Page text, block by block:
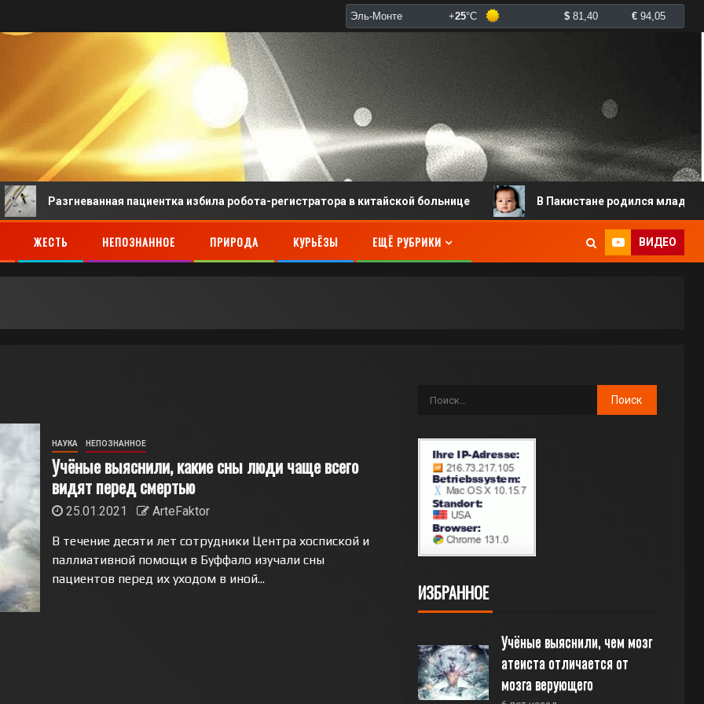
Разгневанная пациентка избила робота-регистратора в китайской больнице В Пакистане родился младенец с
ЖЕСТЬ НЕПОЗНАННОЕ ПРИРОДА КУРЬЁЗЫ ЕЩЁ РУБРИКИ ВИДЕО
НАУКА НЕПОЗНАННОЕ
Учёные выяснили, какие сны люди чаще всего
видят перед смертью
25.01.2021
ArteFaktor
В течение десяти лет сотрудники Центра хоспиской и
паллиативной помощи в Буффало изучали сны
пациентов перед их уходом в иной...
ИЗБРАННОЕ
Учёные выяснили, чем мозг
атеиста отличается от
мозга верующего